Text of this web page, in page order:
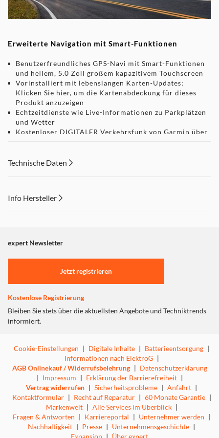
Erweiterte Navigation mit Smart-Funktionen
Benutzerfreundliches GPS-Navi mit Smart-Funktionen
und hellem, 5.0 Zoll großem kapazitivem Touchscreen
Vorinstalliert mit lebenslangen Karten-Updates;
Klicken Sie hier, um die Kartenabdeckung für dieses
Produkt anzuzeigen
Echtzeitdienste wie Live-Informationen zu Parkplätzen
und Wetter
Kostenloser DIGITALER Verkehrsfunk von Garmin über
Anrufe über Bluetooth®, Smart Notifications und
Bleiben Sie auch beim Autofahren immer auf dem
Navigationsanweisungen. Von Freisprechfunktionen über
geht's mit Drive.
Echtzeitdienste für Ihre Fahrt
Staus sind für Sie kein Problem mehr. Fahren Sie einfach
eine alternative Route oder umgehen Sie sie gänzlich. Mit
kostenlosen Echtzeitdiensten wie Live Parking erhalten
Sie aktuelle Informationen zu Parkplatzverfügbarkeit und-
Technische Daten
Info Hersteller
"Marketing".
Einstellungen anpassen
expert Newsletter
Jetzt registrieren
Kostenlose Registrierung
Bleiben Sie stets über die aktuellsten Angebote und Techniktrends
informiert.
Cookie-Einstellungen | Digitale Inhalte | Batterieentsorgung |
Informationen nach ElektroG |
AGB Onlinekauf / Widerrufsbelehrung | Datenschutzerklärung
| Impressum | Erklärung der Barrierefreiheit |
Vertrag widerrufen | Sicherheitsprobleme | Anfahrt |
Kontaktformular | Recht auf Reparatur | 60 Monate Garantie |
Markenwelt | Alle Services im Überblick |
Fragen & Antworten | Karriereportal | Unternehmer werden |
Nachhaltigkeit | Presse | Unternehmensgeschichte |
Expansion | Über expert